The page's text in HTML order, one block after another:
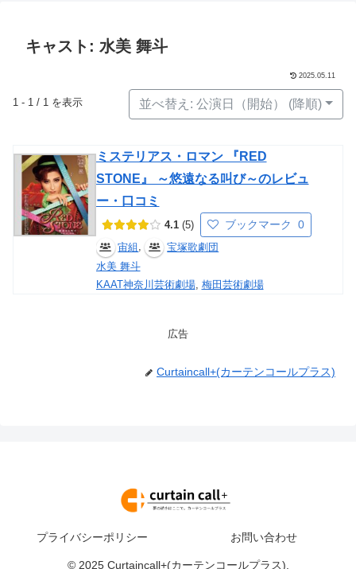
キャスト: 水美 舞斗
2025.05.11
1 - 1 / 1 を表示 並べ替え: 公演日（開始） (降順)
ミステリアス・ロマン 『RED
STONE』 ～悠遠なる叫び～のレビュ
ー・口コミ
4.1 5 ブックマーク 0
宙組 ,
宝塚歌劇団
水美 舞斗
KAAT神奈川芸術劇場, 梅田芸術劇場
広告
Curtaincall+(カーテンコールプラス)
プライバシーポリシー お問い合わせ
© 2025 Curtaincall+(カーテンコールプラス).